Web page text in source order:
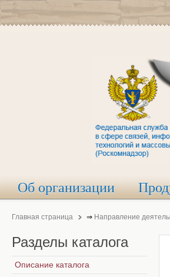
Об организации
Главная страница ⇒ Направление
Разделы каталога
Описание каталога